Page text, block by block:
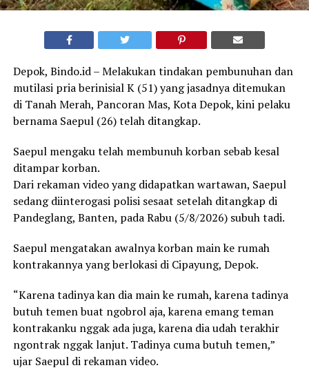
Depok, Bindo.id – Melakukan tindakan pembunuhan dan
mutilasi pria berinisial K (51) yang jasadnya ditemukan
di Tanah Merah, Pancoran Mas, Kota Depok, kini pelaku
bernama Saepul (26) telah ditangkap.
Saepul mengaku telah membunuh korban sebab kesal
ditampar korban.
Dari rekaman video yang didapatkan wartawan, Saepul
sedang diinterogasi polisi sesaat setelah ditangkap di
Pandeglang, Banten, pada Rabu (5/8/2026) subuh tadi.
Saepul mengatakan awalnya korban main ke rumah
kontrakannya yang berlokasi di Cipayung, Depok.
“Karena tadinya kan dia main ke rumah, karena tadinya
butuh temen buat ngobrol aja, karena emang teman
kontrakanku nggak ada juga, karena dia udah terakhir
ngontrak nggak lanjut. Tadinya cuma butuh temen,”
ujar Saepul di rekaman video.